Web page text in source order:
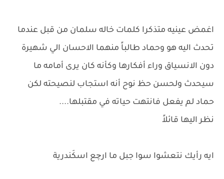
اغمض عينيه متذكرا كلمات خاله سلمان من قبل عندما
تحدث اليه هو وحماد طالباً منهما الاحسان الي شهيرة
دون الانسياق وراء أفكارها وكأنه كان يرى أمامه ما
سيحدث ولحسن حظ نوح أنه استجاب لنصيحته لكن
حماد لم يفعل فانتهت حياته في مقتبلها....
نظر اليها قائلاً
ايه رأيك نتعشوا سوا جبل ما ارچع اسكَندرية